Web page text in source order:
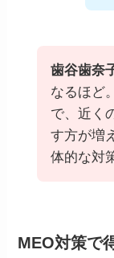
歯谷歯奈
なるほど
で、近く
す方が増
体的な対
MEO対策で